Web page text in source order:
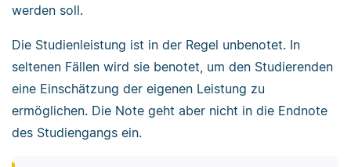
werden soll.
Die Studienleistung ist in der Regel unbenotet. In
seltenen Fällen wird sie benotet, um den Studierenden
eine Einschätzung der eigenen Leistung zu
ermöglichen. Die Note geht aber nicht in die Endnote
des Studiengangs ein.